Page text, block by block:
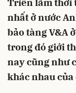
Triển lãm thời
nhất ở nước
bảo tàng V&A
trong đó giới
nay cũng như
khác nhau